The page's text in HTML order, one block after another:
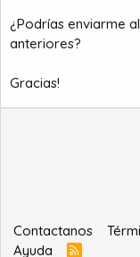
¿Podrías enviarme
anteriores?
Gracias!
Contactanos
Ayuda
R